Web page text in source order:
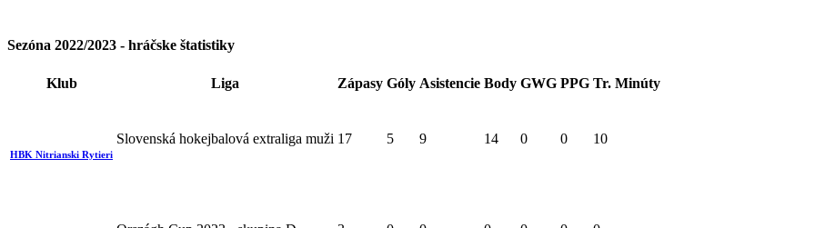
Sezóna 2022/2023 - hráčske štatistiky
Klub Liga Zápasy Góly Asistencie Body GWG PPG Tr. Minúty
HBK Nitrianski Rytieri
Slovenská hokejbalová extraliga muži 17 5 9 14 0 0 10